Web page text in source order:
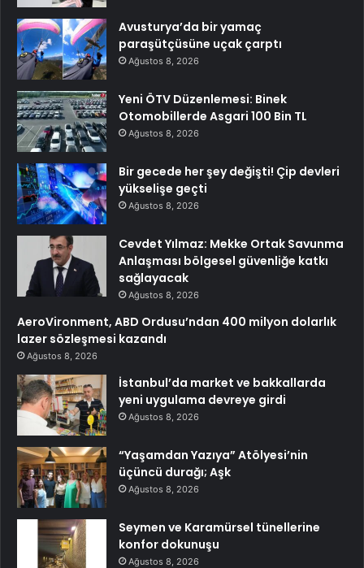
Avusturya’da bir yamaç
paraşütçüsüne uçak çarptı
Ağustos 8, 2026
Yeni ÖTV Düzenlemesi: Binek
Otomobillerde Asgari 100 Bin TL
Ağustos 8, 2026
Bir gecede her şey değişti! Çip devleri
yükselişe geçti
Ağustos 8, 2026
Cevdet Yılmaz: Mekke Ortak Savunma
Anlaşması bölgesel güvenliğe katkı
sağlayacak
Ağustos 8, 2026
AeroVironment, ABD Ordusu’ndan 400 milyon dolarlık
lazer sözleşmesi kazandı
Ağustos 8, 2026
İstanbul’da market ve bakkallarda
yeni uygulama devreye girdi
Ağustos 8, 2026
“Yaşamdan Yazıya” Atölyesi’nin
üçüncü durağı; Aşk
Ağustos 8, 2026
Seymen ve Karamürsel tünellerine
konfor dokunuşu
Ağustos 8, 2026